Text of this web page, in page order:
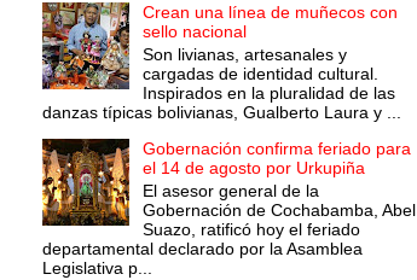
Crean una línea de muñecos con
sello nacional
Son livianas, artesanales y
cargadas de identidad cultural.
Inspirados en la pluralidad de las
danzas típicas bolivianas, Gualberto Laura y ...
Gobernación confirma feriado para
el 14 de agosto por Urkupiña
El asesor general de la
Gobernación de Cochabamba, Abel
Suazo, ratificó hoy el feriado
departamental declarado por la Asamblea
Legislativa p...